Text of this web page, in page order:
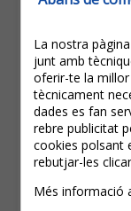
La nostra
junt amb
oferir-te la millor
tècnicament
dades es fan
rebre publicitat
cookies polsant
rebutjar-les
Més informació